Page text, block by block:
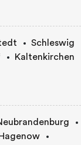
Schleswig
Kaltenkirchen
Hagenow